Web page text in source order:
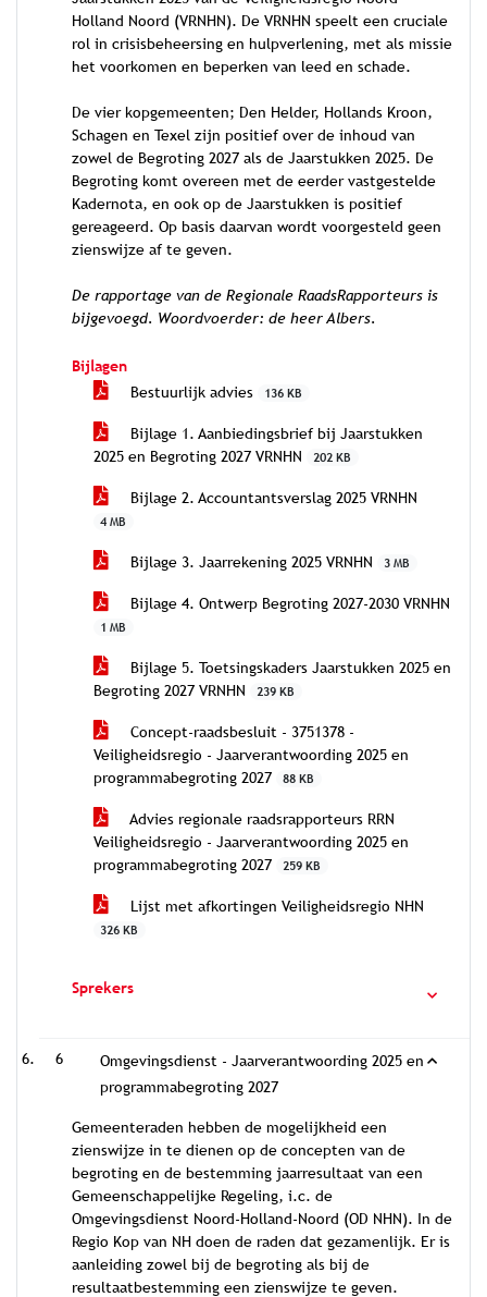
Holland Noord (VRNHN). De VRNHN speelt een cruciale
rol in crisisbeheersing en hulpverlening, met als missie
het voorkomen en beperken van leed en schade.
De vier kopgemeenten; Den Helder, Hollands Kroon,
Schagen en Texel zijn positief over de inhoud van
zowel de Begroting 2027 als de Jaarstukken 2025. De
Begroting komt overeen met de eerder vastgestelde
Kadernota, en ook op de Jaarstukken is positief
gereageerd. Op basis daarvan wordt voorgesteld geen
zienswijze af te geven.
De rapportage van de Regionale RaadsRapporteurs is
bijgevoegd. Woordvoerder: de heer Albers.
Bijlagen
Bestuurlijk advies
136 KB
Bijlage 1. Aanbiedingsbrief bij Jaarstukken
2025 en Begroting 2027 VRNHN
202 KB
Bijlage 2. Accountantsverslag 2025 VRNHN
4 MB
Bijlage 3. Jaarrekening 2025 VRNHN 3 MB
Bijlage 4. Ontwerp Begroting 2027-2030 VRNHN
1 MB
Bijlage 5. Toetsingskaders Jaarstukken 2025 en
Begroting 2027 VRNHN
239 KB
Concept-raadsbesluit - 3751378 -
Veiligheidsregio - Jaarverantwoording 2025 en
programmabegroting 2027
88 KB
Advies regionale raadsrapporteurs RRN
Veiligheidsregio - Jaarverantwoording 2025 en
programmabegroting 2027
259 KB
Lijst met afkortingen Veiligheidsregio NHN
326 KB
Sprekers
6
Omgevingsdienst - Jaarverantwoording 2025 en
programmabegroting 2027
Gemeenteraden hebben de mogelijkheid een
zienswijze in te dienen op de concepten van de
begroting en de bestemming jaarresultaat van een
Gemeenschappelijke Regeling, i.c. de
Omgevingsdienst Noord-Holland-Noord (OD NHN). In de
Regio Kop van NH doen de raden dat gezamenlijk. Er is
aanleiding zowel bij de begroting als bij de
resultaatbestemming een zienswijze te geven.